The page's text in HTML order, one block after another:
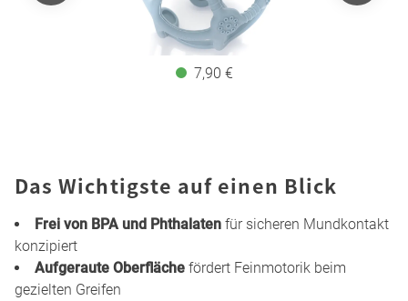
7,90 €
Das Wichtigste auf einen Blick
Frei von BPA und Phthalaten für sicheren Mundkontakt
konzipiert
Aufgeraute Oberfläche fördert Feinmotorik beim
gezielten Greifen